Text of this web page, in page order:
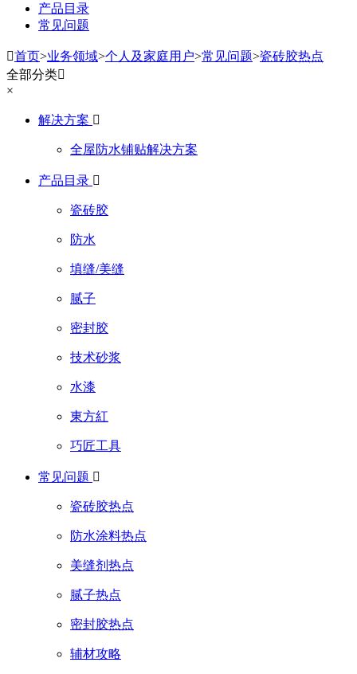
产品目录
常见问题
首页>业务领域>个人及家庭用户>常见问题>瓷砖胶热点
全部分类
×
解决方案 
全屋防水铺贴解决方案
产品目录 
瓷砖胶
防水
填缝/美缝
腻子
密封胶
技术砂浆
水漆
東方紅
巧匠工具
常见问题 
瓷砖胶热点
防水涂料热点
美缝剂热点
腻子热点
密封胶热点
辅材攻略